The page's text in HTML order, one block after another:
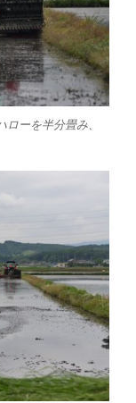
ーを半分畳み、